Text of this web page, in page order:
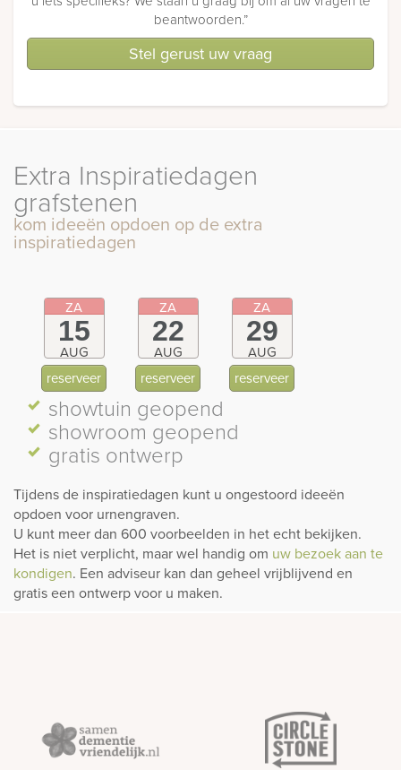
beantwoorden.”
Stel gerust uw vraag
Extra Inspiratiedagen
grafstenen
kom ideeën opdoen op de extra
inspiratiedagen
ZA
15
AUG
reserveer
ZA
22
AUG
reserveer
ZA
29
AUG
reserveer
showtuin geopend
showroom geopend
gratis ontwerp
Tijdens de inspiratiedagen kunt u ongestoord ideeën
opdoen voor urnengraven.
U kunt meer dan 600 voorbeelden in het echt bekijken.
Het is niet verplicht, maar wel handig om uw bezoek aan te
kondigen. Een adviseur kan dan geheel vrijblijvend en
gratis een ontwerp voor u maken.